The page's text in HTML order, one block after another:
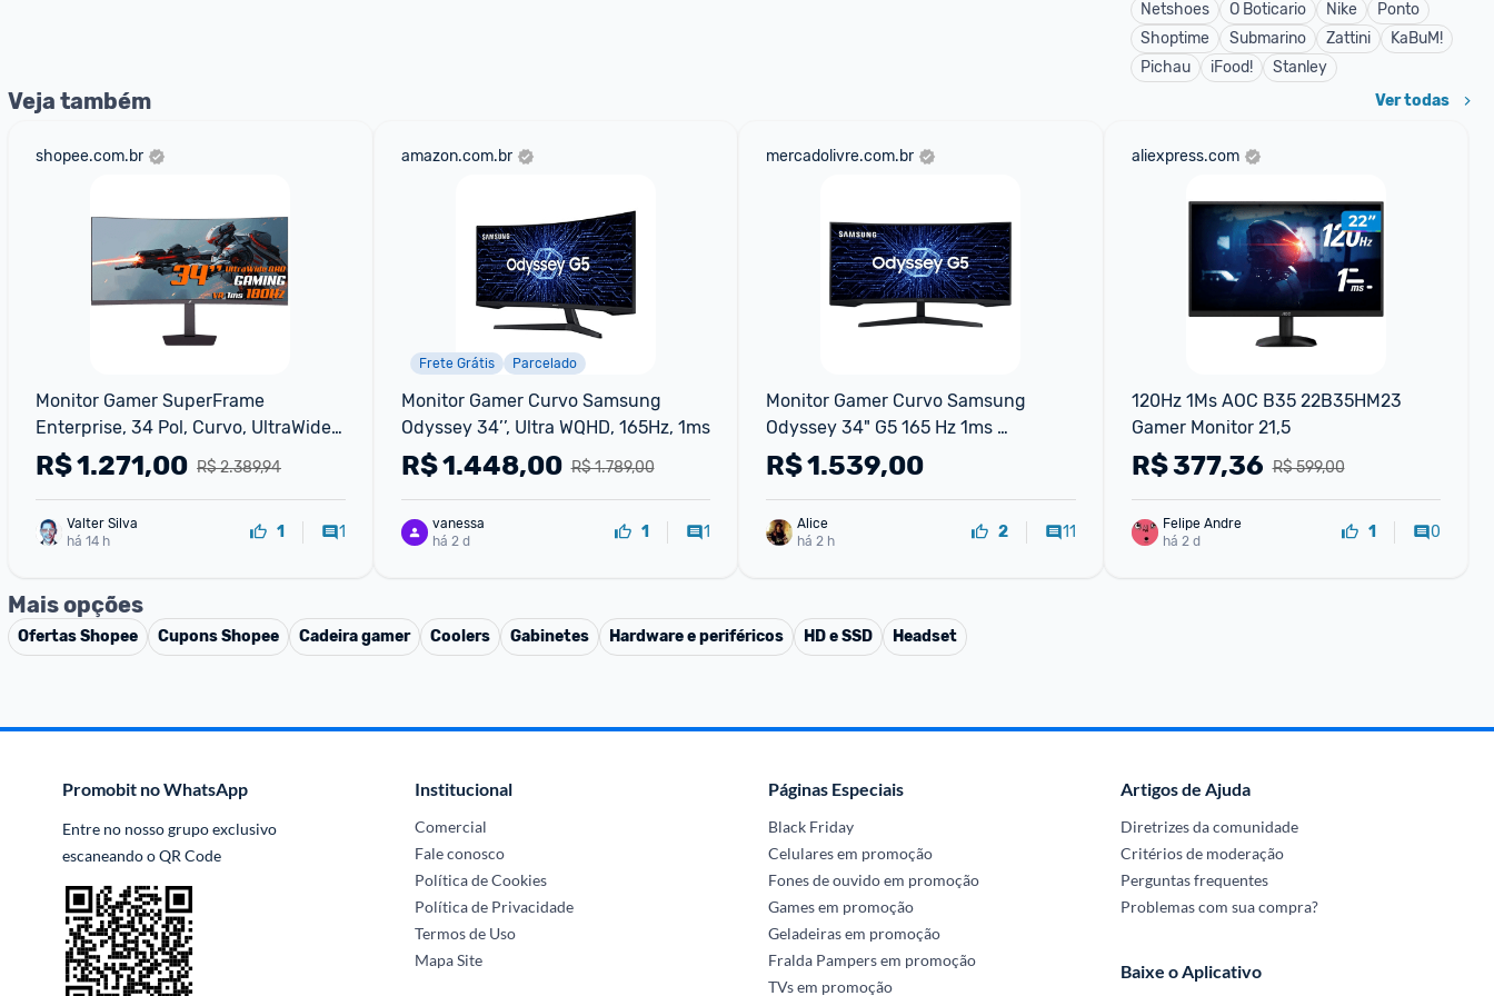
Netshoes
O Boticario Nike
Ponto
Shoptime
Submarino Zattini
KaBuM!
Pichau
iFood! Stanley
Veja também Ver todas
shopee.com.br
Monitor Gamer SuperFrame
Enterprise, 34 Pol, Curvo, UltraWide
Quad HD, VA, 1ms, 180Hz
R$ 2.389,94
R$1.271,00
Valter Silva
há 14 h
1 1
amazon.com.br
Frete Grátis Parcelado
Monitor Gamer Curvo Samsung
Odyssey 34’’, Ultra WQHD, 165Hz, 1ms
R$ 1.789,00
R$1.448,00
vanessa
há 2 d
1 1
mercadolivre.com.br
Monitor Gamer Curvo Samsung
Odyssey 34" G5 165 Hz 1ms
Ultrawide Preto
R$1.539,00
Alice
há 2 h
2 11
aliexpress.com
120Hz 1Ms AOC B35 22B35HM23
Gamer Monitor 21,5
R$ 599,00
R$377,36
Felipe Andre
há 2 d
1 0
Mais opções
OfertasShopee CuponsShopee Cadeira gamer Coolers Gabinetes Hardware e periféricos HD e SSD Headset
Promobit no WhatsApp
Entre no nosso grupo exclusivo
escaneando o QR Code
Institucional
Comercial
Fale conosco
Política de Cookies
Política de Privacidade
Termos de Uso
Mapa Site
Páginas Especiais
Black Friday
Celulares em promoção
Fones de ouvido em promoção
Games em promoção
Geladeiras em promoção
Fralda Pampers em promoção
TVs em promoção
Artigos de Ajuda
Diretrizes da comunidade
Critérios de moderação
Perguntas frequentes
Problemas com sua compra?
Baixe o Aplicativo